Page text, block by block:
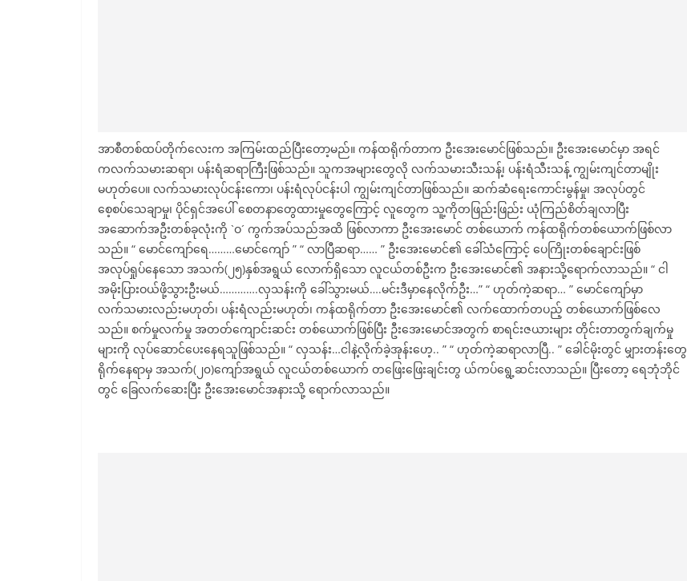
အာစီတစ်ထပ်တိုက်လေးက အကြမ်းထည်ပြီးတော့မည်။ ကန်ထရိုက်တာက ဦးအေးမောင်ဖြစ်သည်။ ဦးအေးမောင်မှာ အရင်
ကလက်သမားဆရာ၊ ပန်းရံဆရာကြီးဖြစ်သည်။ သူကအများတွေလို လက်သမားသီးသန့်၊ ပန်းရံသီးသန့် ကျွမ်းကျင်တာမျိုး
မဟုတ်ပေ။ လက်သမားလုပ်ငန်းကော၊ ပန်းရံလုပ်ငန်းပါ ကျွမ်းကျင်တာဖြစ်သည်။ ဆက်ဆံရေးကောင်းမွန်မှု၊ အလုပ်တွင်
စေ့စပ်သေချာမှု၊ ပိုင်ရှင်အပေါ် စေတနာတွေထားမှုတွေကြောင့် လူတွေက သူ့ကိုတဖြည်းဖြည်း ယုံကြည်စိတ်ချလာပြီး
အဆောက်အဦးတစ်ခုလုံးကို `ဝ´ ကွက်အပ်သည်အထိ ဖြစ်လာကာ ဦးအေးမောင် တစ်ယောက် ကန်ထရိုက်တစ်ယောက်ဖြစ်လာ
သည်။ “ မောင်ကျော်ရေ………မောင်ကျော် ” “ လာပြီဆရာ…… ” ဦးအေးမောင်၏ ခေါ်သံကြောင့် ပေကြိုးတစ်ချောင်းဖြစ်
အလုပ်ရှုပ်နေသော အသက်(၂၅)နှစ်အရွယ် လောက်ရှိသော လူငယ်တစ်ဦးက ဦးအေးမောင်၏ အနားသို့ရောက်လာသည်။ “ ငါ
အမိုးပြားဝယ်ဖို့သွားဦးမယ်………….လှသန်းကို ခေါ်သွားမယ်….မင်းဒီမှာနေလိုက်ဦး…” “ ဟုတ်ကဲ့ဆရာ… ” မောင်ကျော်မှာ
လက်သမားလည်းမဟုတ်၊ ပန်းရံလည်းမဟုတ်၊ ကန်ထရိုက်တာ ဦးအေးမောင်၏ လက်ထောက်တပည့် တစ်ယောက်ဖြစ်လေ
သည်။ စက်မှုလက်မှု အတတ်ကျောင်းဆင်း တစ်ယောက်ဖြစ်ပြီး ဦးအေးမောင်အတွက် စာရင်းဇယားများ တိုင်းတာတွက်ချက်မှု
များကို လုပ်ဆောင်ပေးနေရသူဖြစ်သည်။ “ လှသန်း…ငါနဲ့လိုက်ခဲ့အုန်းဟေ့.. ” “ ဟုတ်ကဲ့ဆရာလာပြီ.. ” ခေါင်မိုးတွင် မျှားတန်းတွေ
ရိုက်နေရာမှ အသက်(၂၀)ကျော်အရွယ် လူငယ်တစ်ယောက် တဖြေးဖြေးချင်းတွ ယ်ကပ်ရွေ့ဆင်းလာသည်။ ပြီးတော့ ရေဘုံဘိုင်
တွင် ခြေလက်ဆေးပြီး ဦးအေးမောင်အနားသို့ ရောက်လာသည်။